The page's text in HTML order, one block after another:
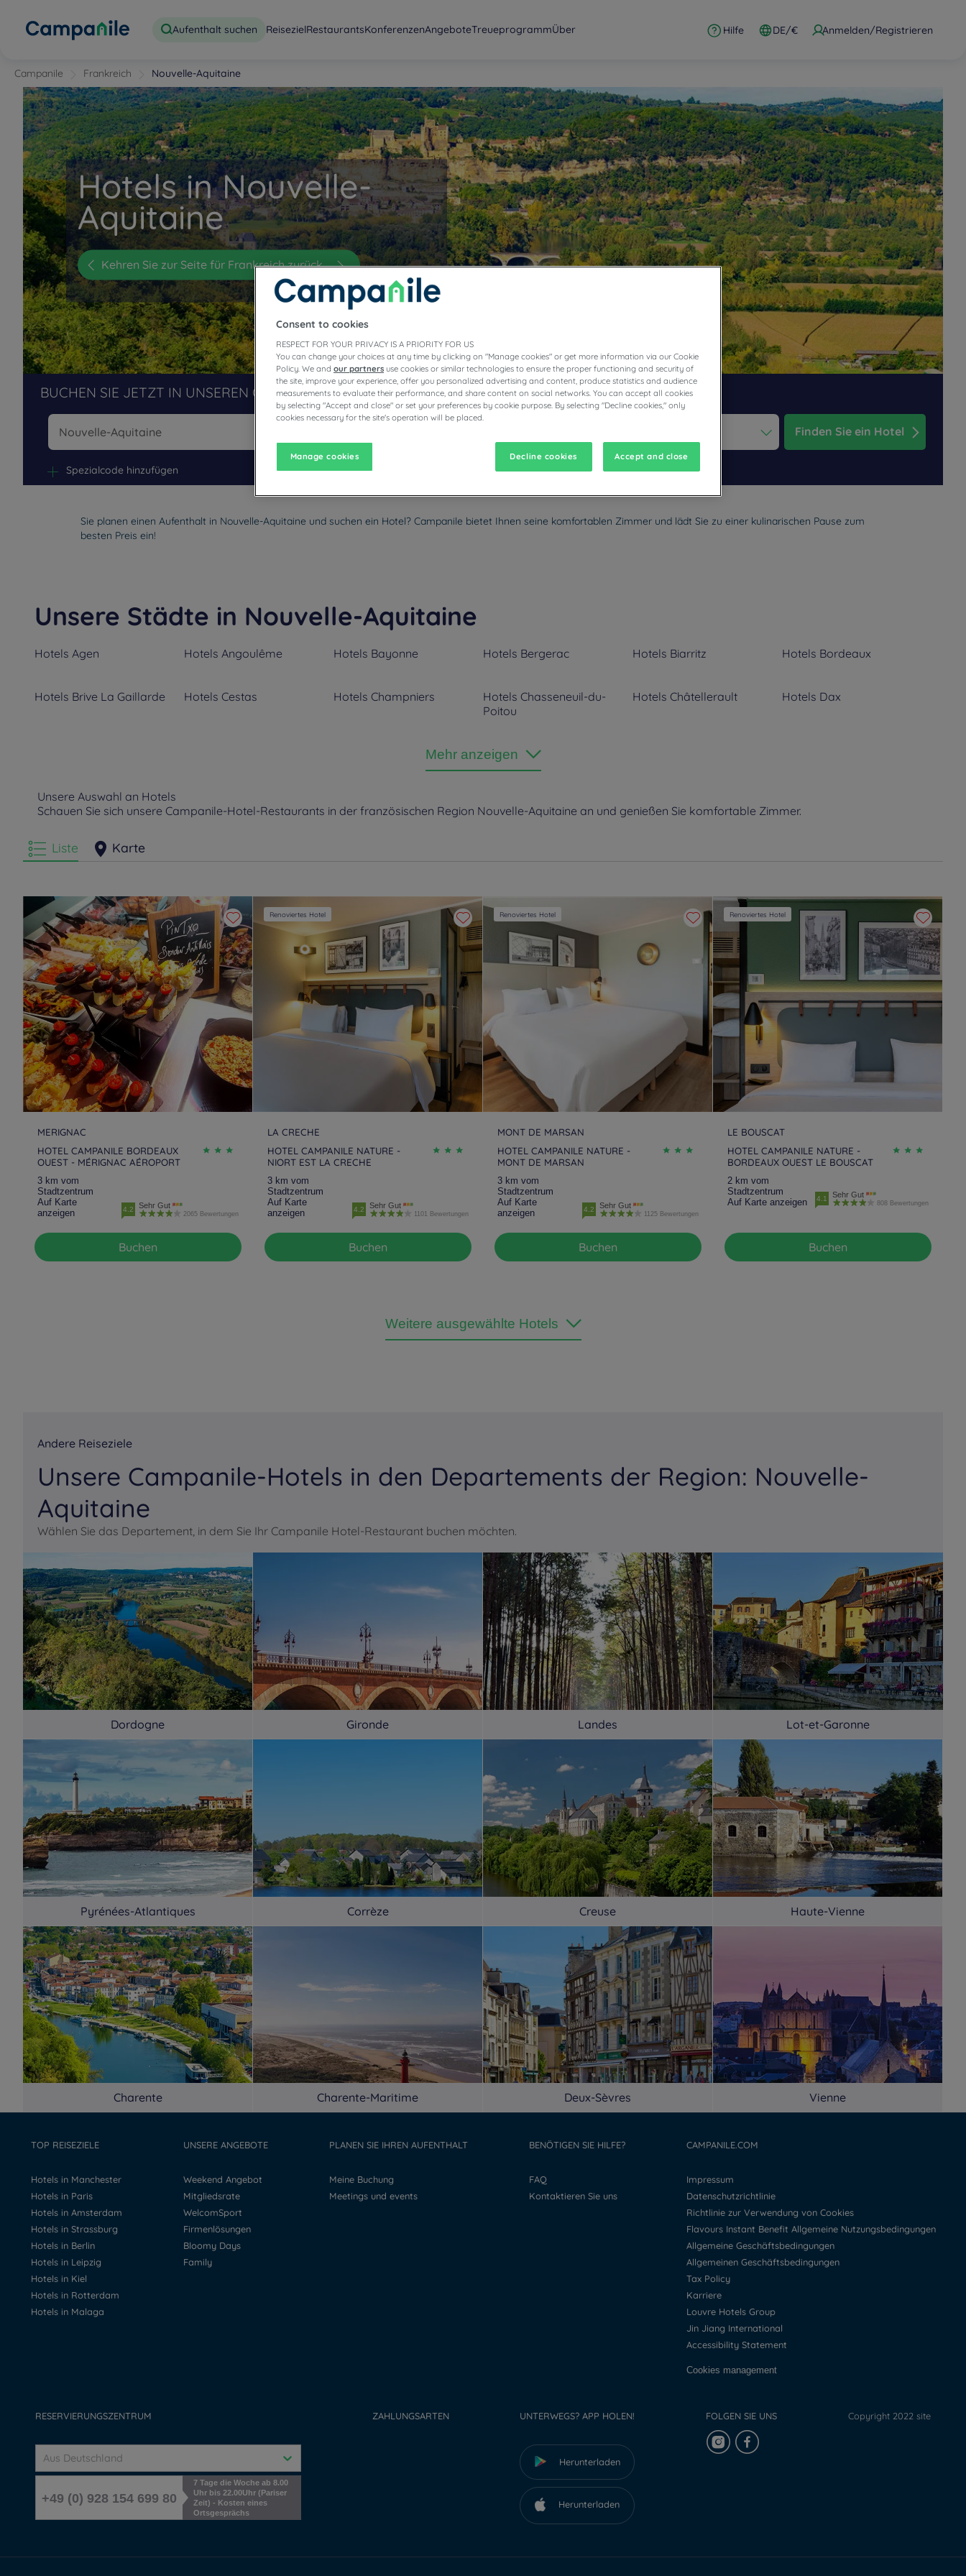
Aufenthalt suchen ReisezielRestaurantsKonferenzenAngeboteTreueprogrammÜber Hilfe DE/€ Anmelden/Registrieren
Campanile Frankreich Nouvelle-Aquitaine
Hotels in Nouvelle-
Aquitaine
Kehren Sie zur Seite für Frankreich zurück
BUCHEN SIE JETZT IN UNSEREN CAMPANILE HOTELS
Navigate forward to interact with the calendar and select a date. Press the question mark key to get the keyboard shortcuts for
Navigate backward to interact with the calendar and select a date. Press the question mark key to get the
Finden Sie ein Hotel
Spezialcode hinzufügen
Sie planen einen Aufenthalt in Nouvelle-Aquitaine und suchen ein Hotel? Campanile bietet Ihnen seine komfortablen Zimmer und lädt Sie zu einer kulinarischen Pause zum
besten Preis ein!
Unsere Städte in Nouvelle-Aquitaine
Hotels Agen Hotels Angoulême Hotels Bayonne Hotels Bergerac Hotels Biarritz Hotels Bordeaux
Hotels Brive La Gaillarde Hotels Cestas Hotels Champniers Hotels Chasseneuil-du-
Poitou
Hotels Châtellerault Hotels Dax
Hotels Saintes Hotels Talence Villeneuve-sur-Lot
Mehr anzeigen
Unsere Auswahl an Hotels
Schauen Sie sich unsere Campanile-Hotel-Restaurants in der französischen Region Nouvelle-Aquitaine an und genießen Sie komfortable Zimmer.
Liste Karte
MERIGNAC
HOTEL CAMPANILE BORDEAUX
OUEST - MÉRIGNAC AÉROPORT
3 km vom
Stadtzentrum
Auf Karte
anzeigen
4.2 Sehr Gut
2065 Bewertungen
Buchen
Renoviertes Hotel
LA CRECHE
HOTEL CAMPANILE NATURE -
NIORT EST LA CRECHE
3 km vom
Stadtzentrum
Auf Karte
anzeigen
4.2 Sehr Gut
1101 Bewertungen
Buchen
Renoviertes Hotel
MONT DE MARSAN
HOTEL CAMPANILE NATURE -
MONT DE MARSAN
3 km vom
Stadtzentrum
Auf Karte
anzeigen
4.2 Sehr Gut
1125 Bewertungen
Buchen
Renoviertes Hotel
LE BOUSCAT
HOTEL CAMPANILE NATURE -
BORDEAUX OUEST LE BOUSCAT
2 km vom
Stadtzentrum
Auf Karte anzeigen
4.1 Sehr Gut
808 Bewertungen
Buchen
Weitere ausgewählte Hotels
Andere Reiseziele
Unsere Campanile-Hotels in den Departements der Region: Nouvelle-
Aquitaine
Wählen Sie das Departement, in dem Sie Ihr Campanile Hotel-Restaurant buchen möchten.
Dordogne Gironde Landes Lot-et-Garonne
Pyrénées-Atlantiques Corrèze Creuse Haute-Vienne
Charente Charente-Maritime Deux-Sèvres Vienne
TOP REISEZIELE
Hotels in Manchester
Hotels in Paris
Hotels in Amsterdam
Hotels in Strassburg
Hotels in Berlin
Hotels in Leipzig
Hotels in Kiel
Hotels in Rotterdam
Hotels in Malaga
UNSERE ANGEBOTE
Weekend Angebot
Mitgliedsrate
WelcomSport
Firmenlösungen
Bloomy Days
Family
PLANEN SIE IHREN AUFENTHALT
Meine Buchung
Meetings und events
BENÖTIGEN SIE HILFE?
FAQ
Kontaktieren Sie uns
CAMPANILE.COM
Impressum
Datenschutzrichtlinie
Richtlinie zur Verwendung von Cookies
Flavours Instant Benefit Allgemeine Nutzungsbedingungen
Allgemeine Geschäftsbedingungen
Allgemeinen Geschäftsbedingungen
Tax Policy
Karriere
Louvre Hotels Group
Jin Jiang International
Accessibility Statement
Cookies management
RESERVIERUNGSZENTRUM
Aus Deutschland
+49 (0) 928 154 699 80
7 Tage die Woche ab 8.00
Uhr bis 22.00Uhr (Pariser
Zeit) - Kosten eines
Ortsgesprächs
ZAHLUNGSARTEN UNTERWEGS? APP HOLEN!
Herunterladen
Herunterladen
FOLGEN SIE UNS Copyright 2022 site
Consent to cookies
RESPECT FOR YOUR PRIVACY IS A PRIORITY FOR US
You can change your choices at any time by clicking on "Manage cookies" or get more information via our Cookie
Policy. We and our partners use cookies or similar technologies to ensure the proper functioning and security of
the site, improve your experience, offer you personalized advertising and content, produce statistics and audience
measurements to evaluate their performance, and share content on social networks. You can accept all cookies
by selecting "Accept and close" or set your preferences by cookie purpose. By selecting "Decline cookies," only
cookies necessary for the site's operation will be placed.
Manage cookies Decline cookies Accept and close